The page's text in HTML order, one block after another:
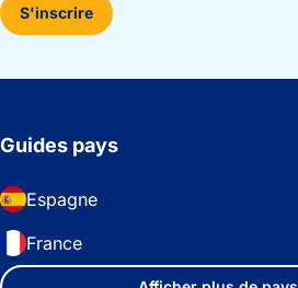
S'inscrire
Guides pays
Espagne
France